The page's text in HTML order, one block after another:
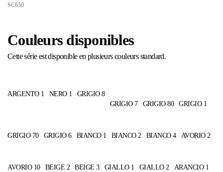
SC650
Couleurs disponibles
Cette série est disponible en plusieurs couleurs standard.
ARGENTO 1 NERO 1
GRIGIO 8
GRIGIO 7
GRIGIO 80 GRIGIO 1
GRIGIO 70 GRIGIO 6 BIANCO 1 BIANCO 2 BIANCO 4 AVORIO 2
AVORIO 10 BEIGE 2 BEIGE 3 GIALLO 1 GIALLO 2 ARANCIO 1